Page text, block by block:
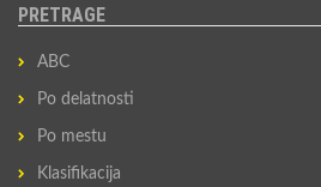
PRETRAGE
ABC
Po delatnosti
Po mestu
Klasifikacija